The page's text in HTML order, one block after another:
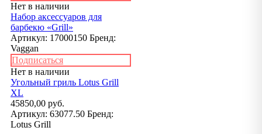
Нет в наличии
Набор аксессуаров для
барбекю «Grill»
Артикул: 17000150 Бренд:
Vaggan
Подписаться
Нет в наличии
Угольный гриль Lotus Grill
XL
45850,00 руб.
Артикул: 63077.50 Бренд:
Lotus Grill